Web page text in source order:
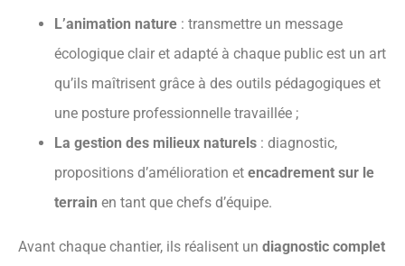
L’animation nature : transmettre un message
écologique clair et adapté à chaque public est un art
qu’ils maîtrisent grâce à des outils pédagogiques et
une posture professionnelle travaillée ;
La gestion des milieux naturels : diagnostic,
propositions d’amélioration et encadrement sur le
terrain en tant que chefs d’équipe.
Avant chaque chantier, ils réalisent un diagnostic complet